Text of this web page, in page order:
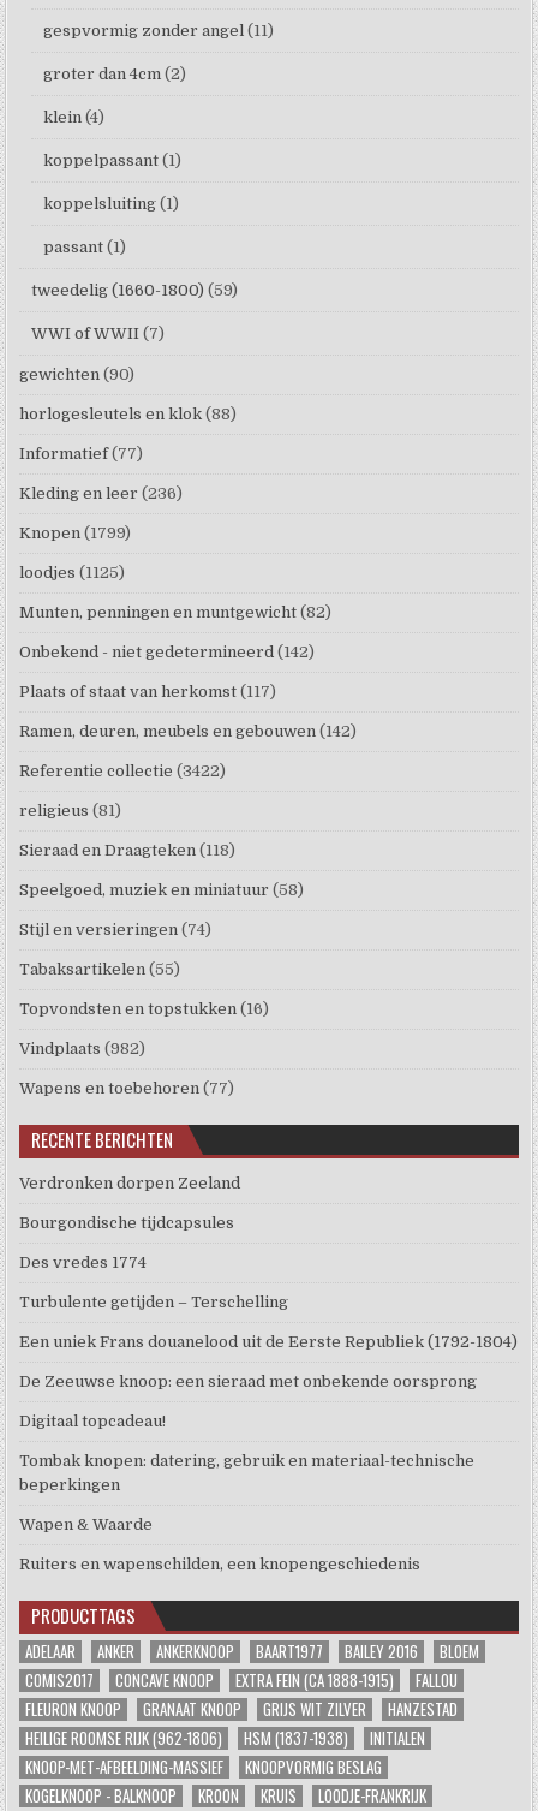
gespvormig zonder angel (11)
groter dan 4cm (2)
klein (4)
koppelpassant (1)
koppelsluiting (1)
passant (1)
tweedelig (1660-1800) (59)
WWI of WWII (7)
gewichten (90)
horlogesleutels en klok (88)
Informatief (77)
Kleding en leer (236)
Knopen (1799)
loodjes (1125)
Munten, penningen en muntgewicht (82)
Onbekend - niet gedetermineerd (142)
Plaats of staat van herkomst (117)
Ramen, deuren, meubels en gebouwen (142)
Referentie collectie (3422)
religieus (81)
Sieraad en Draagteken (118)
Speelgoed, muziek en miniatuur (58)
Stijl en versieringen (74)
Tabaksartikelen (55)
Topvondsten en topstukken (16)
Vindplaats (982)
Wapens en toebehoren (77)
RECENTE BERICHTEN
Verdronken dorpen Zeeland
Bourgondische tijdcapsules
Des vredes 1774
Turbulente getijden – Terschelling
Een uniek Frans douanelood uit de Eerste Republiek (1792-1804)
De Zeeuwse knoop: een sieraad met onbekende oorsprong
Digitaal topcadeau!
Tombak knopen: datering, gebruik en materiaal-technische
beperkingen
Wapen & Waarde
Ruiters en wapenschilden, een knopengeschiedenis
PRODUCTTAGS
ADELAAR ANKER ANKERKNOOP BAART1977 BAILEY 2016
BLOEM
COMIS2017
CONCAVE KNOOP EXTRA FEIN (CA 1888-1915)
FALLOU
FLEURON KNOOP
GRANAAT KNOOP GRIJS WIT ZILVER
HANZESTAD
HEILIGE ROOMSE RIJK (962-1806)
HSM (1837-1938)
INITIALEN
KNOOP-MET-AFBEELDING-MASSIEF
KNOOPVORMIG BESLAG
KOGELKNOOP - BALKNOOP
KROON KRUIS LOODJE-FRANKRIJK